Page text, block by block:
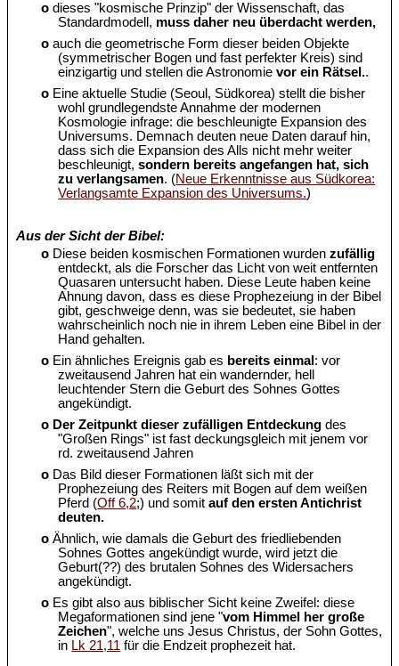
o dieses "kosmische Prinzip" der Wissenschaft, das
Standardmodell, muss daher neu überdacht werden,
o auch die geometrische Form dieser beiden Objekte
(symmetrischer Bogen und fast perfekter Kreis) sind
einzigartig und stellen die Astronomievor ein Rätsel..
o Eine aktuelle Studie (Seoul, Südkorea) stellt die bisher
wohl grundlegendste Annahme der modernen
Kosmologie infrage: die beschleunigte Expansion des
Universums. Demnach deuten neue Daten darauf hin,
dass sich die Expansion des Alls nicht mehr weiter
beschleunigt,sondern bereits angefangen hat, sich
zu verlangsamen. (Neue Erkenntnisse aus Südkorea:
Verlangsamte Expansion des Universums.)
Aus der Sicht der Bibel:
o Diese beiden kosmischen Formationen wurdenzufällig
entdeckt, als die Forscher das Licht von weit entfernten
Quasaren untersucht haben. Diese Leute haben keine
Ahnung davon, dass es diese Prophezeiung in der Bibel
gibt, geschweige denn, was sie bedeutet, sie haben
wahrscheinlich noch nie in ihrem Leben eine Bibel in der
Hand gehalten.
o Ein ähnliches Ereignis gab es bereits einmal : vor
zweitausend Jahren hat ein wandernder, hell
leuchtender Stern die Geburt des Sohnes Gottes
angekündigt.
o Der Zeitpunkt dieser zufälligen Entdeckung des
"Großen Rings" ist fast deckungsgleich mit jenem vor
rd. zweitausend Jahren
o Das Bild dieser Formationen läßt sich mit der
Prophezeiung des Reiters mit Bogen auf dem weißen
Pferd (Off 6,2;) und somitauf den ersten Antichrist
deuten.
o Ähnlich, wie damals die Geburt des friedliebenden
Sohnes Gottes angekündigt wurde, wird jetzt die
Geburt(??) des brutalen Sohnes des Widersachers
angekündigt.
o Es gibt also aus biblischer Sicht keine Zweifel: diese
Megaformationen sind jene "vom Himmel her große
Zeichen", welche uns Jesus Christus, der Sohn Gottes,
in Lk 21,11 für die Endzeit prophezeit hat.